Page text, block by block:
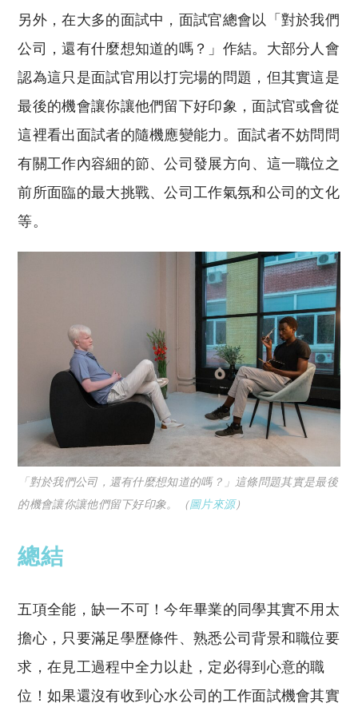
另外，在大多的面試中，面試官總會以「對於我們
公司，還有什麼想知道的嗎？」作結。大部分人會
認為這只是面試官用以打完場的問題，但其實這是
最後的機會讓你讓他們留下好印象，面試官或會從
這裡看出面試者的隨機應變能力。面試者不妨問問
有關工作內容細的節、公司發展方向、這一職位之
前所面臨的最大挑戰、公司工作氣氛和公司的文化
等。
「對於我們公司，還有什麼想知道的嗎？」這條問題其實是最後
的機會讓你讓他們留下好印象。（圖片來源）
總結
五項全能，缺一不可！今年畢業的同學其實不用太
擔心，只要滿足學歷條件、熟悉公司背景和職位要
求，在見工過程中全力以赴，定必得到心意的職
位！如果還沒有收到心水公司的工作面試機會其實